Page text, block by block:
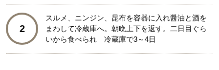
2
スルメ、ニンジン、昆布を容器に入れ醤油と酒を
まわして冷蔵庫へ。朝晩上下を返す。二日目ぐら
いから食べられ 冷蔵庫で3～4日